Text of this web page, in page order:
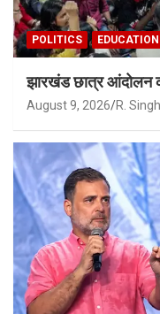
POLITICS EDUCATION
झारखंड छात्र आंदोलन
August 9, 2026 R. Singh